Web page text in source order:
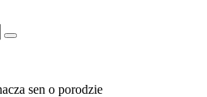
sen o porodzie